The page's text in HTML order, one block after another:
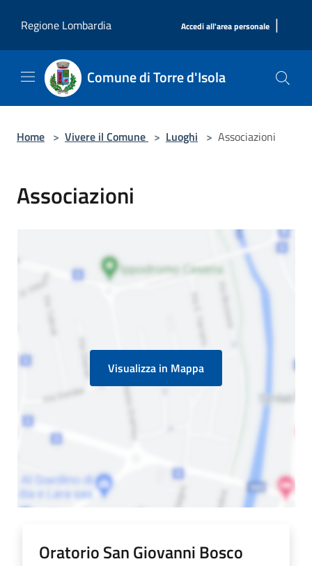
Regione Lombardia
Accedi all'area personale |
Comune di Torre d'Isola
Home > Vivere il Comune > Luoghi > Associazioni
Associazioni
Visualizza in Mappa
Oratorio San Giovanni Bosco